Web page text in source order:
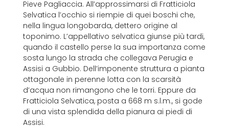
Pieve Pagliaccia. All’approssimarsi di Fratticiola
Selvatica l’occhio si riempie di quei boschi che,
nella lingua longobarda, dettero origine al
toponimo. L’appellativo selvatica giunse più tardi,
quando il castello perse la sua importanza come
sosta lungo la strada che collegava Perugia e
Assisi a Gubbio. Dell’imponente struttura a pianta
ottagonale in perenne lotta con la scarsità
d’acqua non rimangono che le torri. Eppure da
Fratticiola Selvatica, posta a 668 m s.l.m., si gode
di una vista splendida della pianura ai piedi di
Assisi.